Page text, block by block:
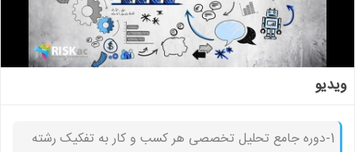
Video
ویدیو
1-دوره جامع تحلیل تخصصی هر کسب و کار به تفکیک رشته